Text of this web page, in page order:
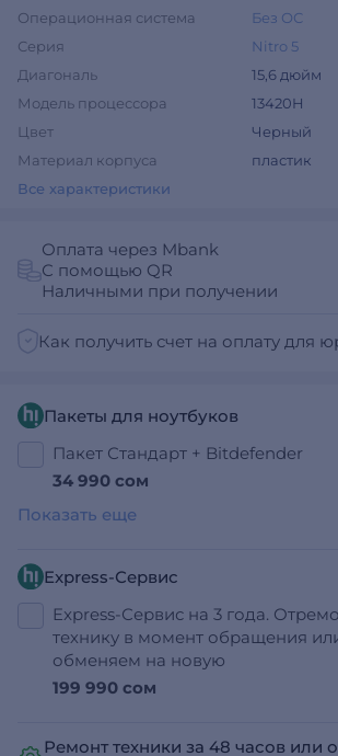
Операционная система
Без ОС
Серия
Nitro 5
Диагональ
15,6 дюйм
Модель процессора
13420H
Цвет
Черный
Материал корпуса
пластик
Все характеристики
Оплата через Mbank
С помощью QR
Наличными при получении
Как получить счет на оплату для
Пакеты для ноутбуков
Пакет Стандарт + Bitdefender
34 990 сом
Показать еще
Express-Сервис
Express-Сервис на 3 года.
технику в момент обращения
обменяем на новую
199 990 сом
Ремонт техники за 48 часов или